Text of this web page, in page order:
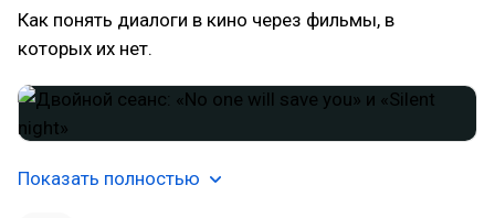
Как понять диалоги в кино через фильмы, в
которых их нет.
Показать полностью